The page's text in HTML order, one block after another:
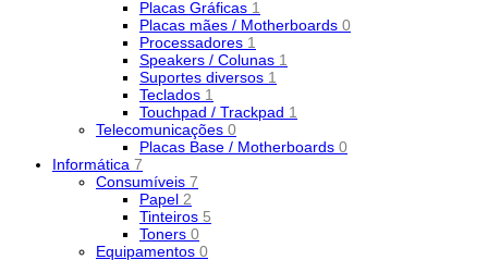
Placas Gráficas 1
Placas mães / Motherboards 0
Processadores 1
Speakers / Colunas 1
Suportes diversos 1
Teclados 1
Touchpad / Trackpad 1
Telecomunicações 0
Placas Base / Motherboards 0
Informática 7
Consumíveis 7
Papel 2
Tinteiros 5
Toners 0
Equipamentos 0